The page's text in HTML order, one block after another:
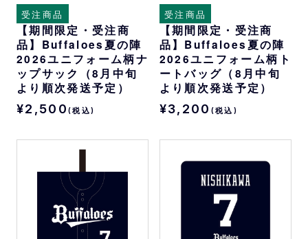
受注商品
【期間限定・受注商
品】Buffaloes夏の陣
2026ユニフォーム柄ナ
ップサック（8月中旬
より順次発送予定）
¥2,500 (税込)
受注商品
【期間限定・受注商
品】Buffaloes夏の陣
2026ユニフォーム柄ト
ートバッグ（8月中旬
より順次発送予定）
¥3,200 (税込)